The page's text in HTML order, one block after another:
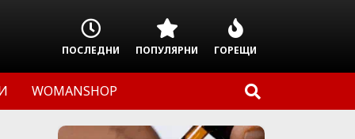
ПОСЛЕДНИ ПОПУЛЯРНИ ГОРЕЩИ
WOMANSHOP